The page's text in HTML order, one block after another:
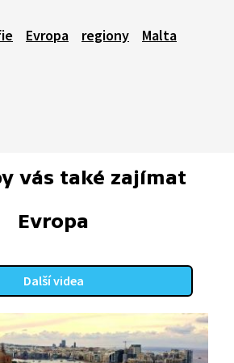
Evropa regiony Malta
vás také zajímat
Evropa
Další videa